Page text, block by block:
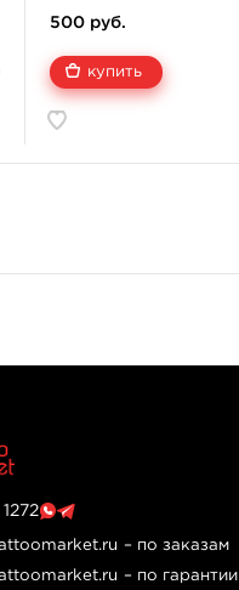
500 руб.
купить
– по заказам
– по гарантии